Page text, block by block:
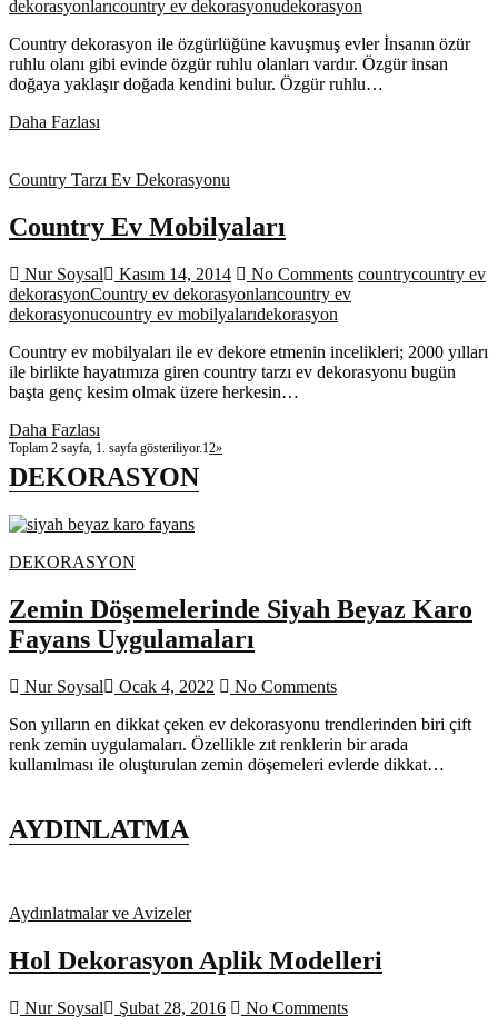
dekorasyonlarıcountry ev dekorasyonudekorasyon
Country dekorasyon ile özgürlüğüne kavuşmuş evler İnsanın özür
ruhlu olanı gibi evinde özgür ruhlu olanları vardır. Özgür insan
doğaya yaklaşır doğada kendini bulur. Özgür ruhlu…
Daha Fazlası
Country Tarzı Ev Dekorasyonu
Country Ev Mobilyaları
Nur Soysal Kasım 14, 2014 No Comments countrycountry ev
dekorasyonCountry ev dekorasyonlarıcountry ev
dekorasyonucountry ev mobilyalarıdekorasyon
Country ev mobilyaları ile ev dekore etmenin incelikleri; 2000 yılları
ile birlikte hayatımıza giren country tarzı ev dekorasyonu bugün
başta genç kesim olmak üzere herkesin…
Daha Fazlası
Ev
Mobilyaları
Toplam 2 sayfa, 1. sayfa gösteriliyor.12»
DEKORASYON
DEKORASYON
Zemin Döşemelerinde Siyah Beyaz Karo
Fayans Uygulamaları
Nur Soysal Ocak 4, 2022
No Comments
Son yılların en dikkat çeken ev dekorasyonu trendlerinden biri çift
renk zemin uygulamaları. Özellikle zıt renklerin bir arada
kullanılması ile oluşturulan zemin döşemeleri evlerde dikkat…
AYDINLATMA
Aydınlatmalar ve Avizeler
Hol Dekorasyon Aplik Modelleri
Nur Soysal Şubat 28, 2016
No Comments